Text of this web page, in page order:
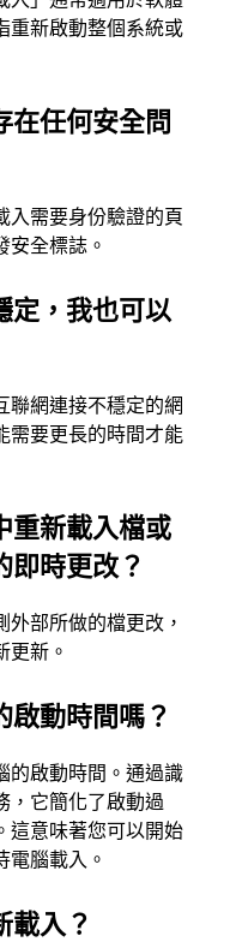
重新啟動整個系統或
在任何安全問
入需要身份驗證的頁
安全標誌。
定，我也可以
聯網連接不穩定的網
需要更長的時間才能
重新載入檔或
即時更改？
部所做的檔更改，
更新。
動時間嗎？
的啟動時間。通過識
，它簡化了啟動過
這意味著您可以開始
腦載入。
載入？